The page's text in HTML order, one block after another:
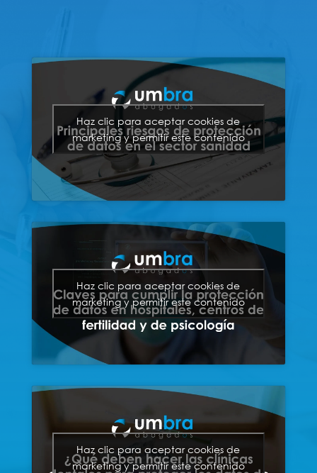
Haz clic para aceptar cookies de
marketing y permitir este contenido
Haz clic para aceptar cookies de
marketing y permitir este contenido
Haz clic para aceptar cookies de
marketing y permitir este contenido